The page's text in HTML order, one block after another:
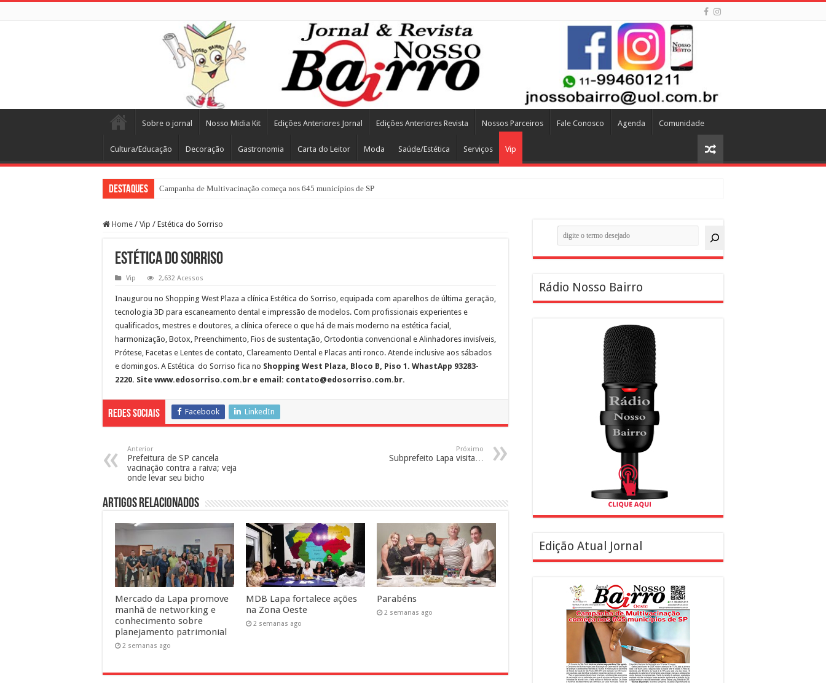
Sobre o jornal Nosso Midia Kit Edições Anteriores Jornal Edições Anteriores Revista Nossos Parceiros Fale Conosco Agenda Comunidade
Cultura/Educação Decoração Gastronomia Carta do Leitor Moda Saúde/Estética Serviços Vip
Destaques Campanha de Multivacinação começa nos 645 municípios de SP
Home / Vip / Estética do Sorriso
Estética do Sorriso
Vip 2,632 Acessos
Inaugurou no Shopping West Plaza a clínica Estética do Sorriso, equipada com aparelhos de última geração,
tecnologia 3D para escaneamento dental e impressão de modelos. Com profissionais experientes e
qualificados, mestres e doutores, a clínica oferece o que há de mais moderno na estética facial,
harmonização, Botox, Preenchimento, Fios de sustentação, Ortodontia convencional e Alinhadores invisíveis,
Prótese, Facetas e Lentes de contato, Clareamento Dental e Placas anti ronco. Atende inclusive aos sábados
e domingos. A Estética do Sorriso fica no Shopping West Plaza, Bloco B, Piso 1. WhastApp 93283-
2220. Site www.edosorriso.com.br e email: contato@edosorriso.com.br.
Redes Sociais Facebook LinkedIn
Anterior
Prefeitura de SP cancela
vacinação contra a raiva; veja
onde levar seu bicho
Próximo
Subprefeito Lapa visita…
Artigos Relacionados
Mercado da Lapa promove
manhã de networking e
conhecimento sobre
planejamento patrimonial
2 semanas ago
MDB Lapa fortalece ações
na Zona Oeste
2 semanas ago
Parabéns
2 semanas ago
Pesquisar
Rádio Nosso Bairro
Edição Atual Jornal